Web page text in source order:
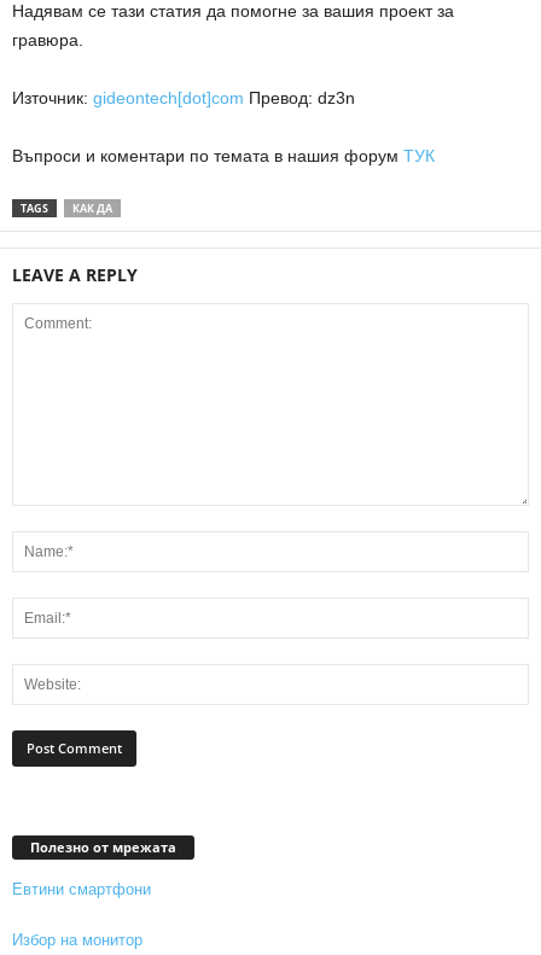
Надявам се тази статия да помогне за вашия проект за
гравюра.
Източник: gideontech[dot]com Превод: dz3n
Въпроси и коментари по темата в нашия форум ТУК
TAGS КАК ДА
LEAVE A REPLY
Полезно от мрежата
Евтини смартфони
Избор на монитор